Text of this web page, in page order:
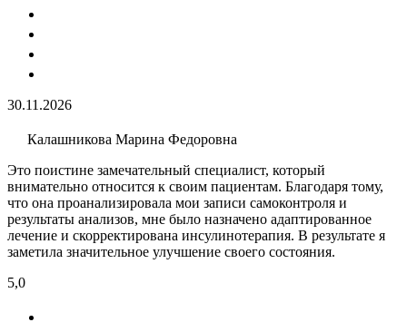
30.11.2026
Калашникова Марина Федоровна
Это поистине замечательный специалист, который
внимательно относится к своим пациентам. Благодаря тому,
что она проанализировала мои записи самоконтроля и
результаты анализов, мне было назначено адаптированное
лечение и скорректирована инсулинотерапия. В результате я
заметила значительное улучшение своего состояния.
5,0